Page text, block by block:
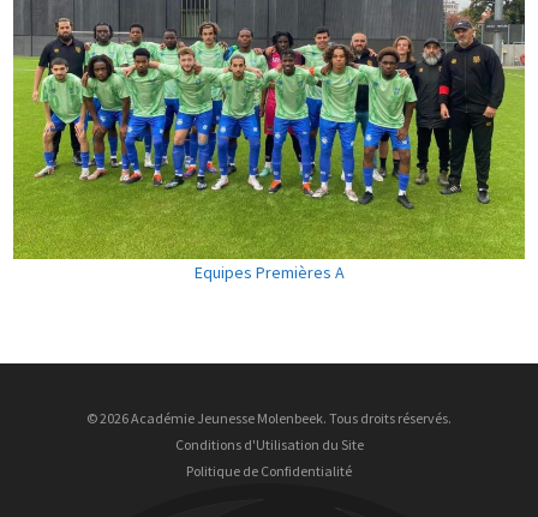
Equipes Premières A
© 2026 Académie Jeunesse Molenbeek. Tous droits réservés.
Conditions d'Utilisation du Site
Politique de Confidentialité